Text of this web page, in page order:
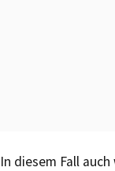
In diesem Fall